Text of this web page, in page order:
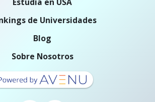
de Universidades
Blog
Sobre Nosotros